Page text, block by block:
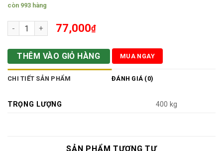
còn 993 hàng
Nước Chanh 400g số lượng
77,000₫
THÊM VÀO GIỎ HÀNG MUA NGAY
CHI TIẾT SẢN PHẨM ĐÁNH GIÁ (0)
TRỌNG LƯỢNG 400 kg
SẢN PHẨM TƯƠNG TỰ